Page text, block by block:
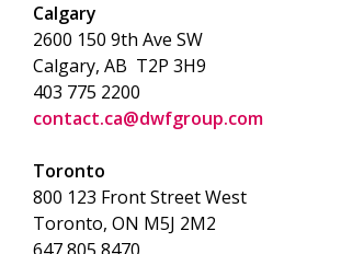
Calgary
2600 150 9th Ave SW
Calgary, AB T2P 3H9
403 775 2200
contact.ca@dwfgroup.com
Toronto
800 123 Front Street West
Toronto, ON M5J 2M2